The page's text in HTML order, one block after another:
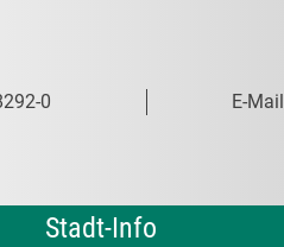
0 E-
Stadt-Info